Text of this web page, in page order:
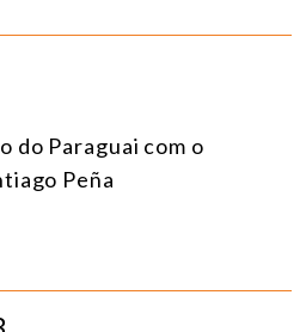
do Paraguai com o
Peña